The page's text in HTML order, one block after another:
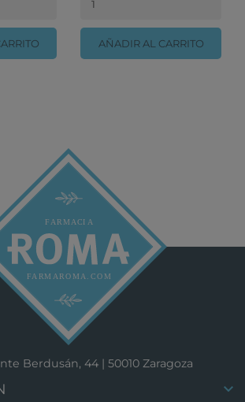
AÑADIR AL CARRITO
Berdusán, 44 | 50010 Zaragoza
